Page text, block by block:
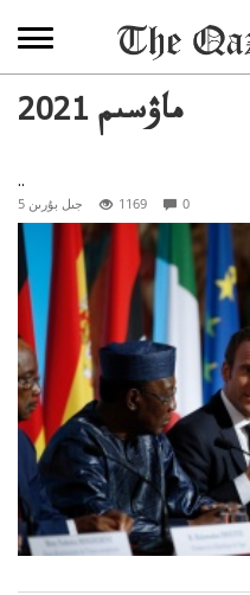
2021 ماۋسىم
..
5 جىل بۇرىن 1169 0